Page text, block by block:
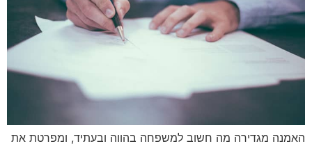
האמנה מגדירה מה חשוב למשפחה בהווה ובעתיד, ומפרטת את